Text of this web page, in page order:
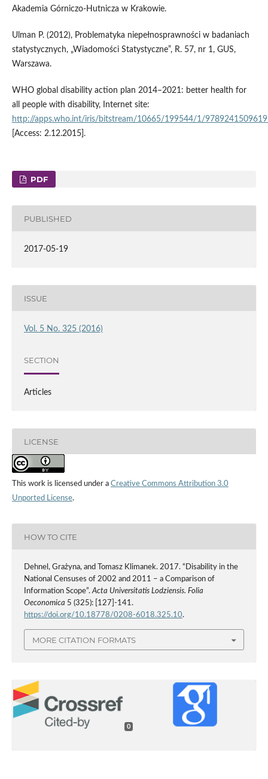
Akademia Górniczo-Hutnicza w Krakowie.
Ulman P. (2012), Problematyka niepełnosprawności w badaniach
statystycznych, „Wiadomości Statystyczne”, R. 57, nr 1, GUS,
Warszawa.
WHO global disability action plan 2014–2021: better health for
all people with disability, Internet site:
http://apps.who.int/iris/bitstream/10665/199544/1/
[Access: 2.12.2015].
PDF
PUBLISHED
2017-05-19
ISSUE
Vol. 5 No. 325 (2016)
SECTION
Articles
LICENSE
This work is licensed under a Creative Commons Attribution 3.0
Unported License.
HOW TO CITE
Dehnel, Grażyna, and Tomasz Klimanek. 2017. “Disability in the
National Censuses of 2002 and 2011 – a Comparison of
Information Scope”.Acta Universitatis Lodziensis. Folia
Oeconomica 5 (325): [127]-141.
https://doi.org/10.18778/0208-6018.325.10.
MORE CITATION FORMATS
0